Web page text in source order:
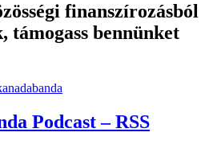
finanszírozásból
támogass bennünket
Podcast – RSS